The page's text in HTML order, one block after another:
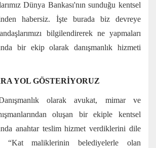
Dünya Bankası'nın sunduğu kentsel
habersiz. İşte burada biz devreye
bilgilendirerek ne yapmaları
bir ekip olarak danışmanlık hizmeti
YOL GÖSTERİYORUZ
olarak avukat, mimar ve
oluşan bir ekiple kentsel
anahtar teslim hizmet verdiklerini dile
“Kat maliklerinin belediyelerle olan